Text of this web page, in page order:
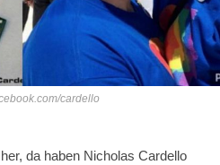
cardello
da haben Nicholas Cardello